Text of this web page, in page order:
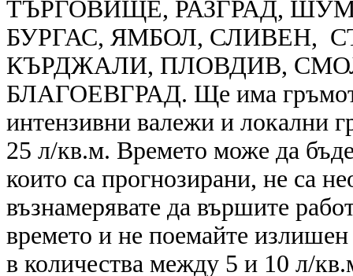
ТЪРГОВИЩЕ, РАЗГРАД,
БУРГАС, ЯМБОЛ, СЛИВЕН,
КЪРДЖАЛИ, ПЛОВДИВ,
БЛАГОЕВГРАД. Ще има
интензивни валежи и локални
25 л/кв.м. Времето може да
които са прогнозирани, не са
възнамерявате да вършите
времето и не поемайте
в количества между 5 и 10 л/